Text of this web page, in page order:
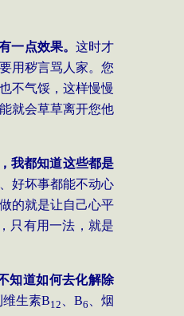
一点效果。 这时才
用秽言骂人家。您
不气馁，这样慢慢
就会草草离开您他
我都知道这些都是
好坏事都能不动心
的就是让自己心平
只有用一法，就是
知道如何去化解除
维生素B12 B6
、烟